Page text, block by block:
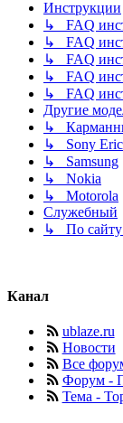
Инструкции
↳ FAQ
↳ FAQ
↳ FAQ
↳ FAQ
↳ FAQ
Другие
↳
↳ Sony
↳ Samsung
↳ Nokia
↳ Motorola
Служебный
↳ По сайту
Канал
ublaze.ru
Новости
Все
Форум -
Тема -